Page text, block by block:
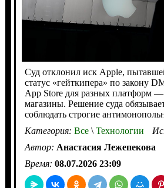
Суд отклонил иск Apple,
статус «гейткипера» по закону
App Store для разных платформ —
магазины. Решение суда
соблюдать строгие
Категория: Все\Технологии
Автор: Анастасия Лежепекова
Время: 08.07.2026 23:09